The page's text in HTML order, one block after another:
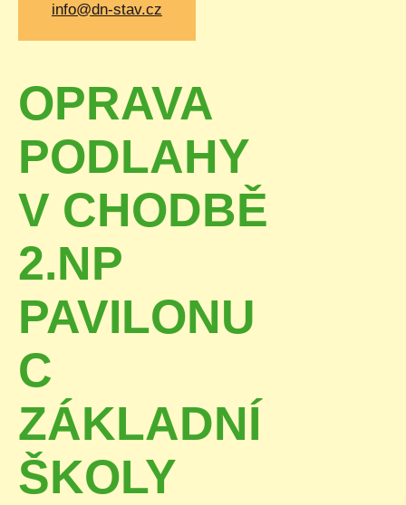
info@dn-stav.cz
OPRAVA
PODLAHY
V CHODBĚ
2.NP
PAVILONU
C
ZÁKLADNÍ
ŠKOLY